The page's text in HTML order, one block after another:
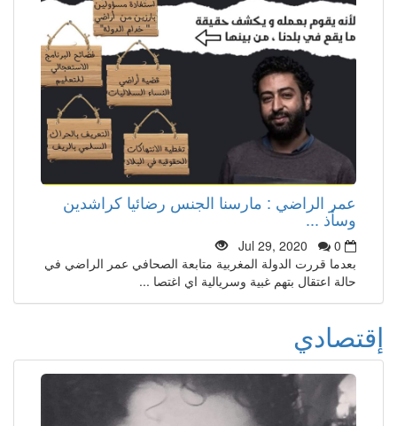
عمر الراضي : مارسنا الجنس رضائيا كراشدين
وسأذ ...
Jul 29, 2020
0
بعدما قررت الدولة المغربية متابعة الصحافي عمر الراضي في
حالة اعتقال بتهم غبية وسريالية اي اغتصا ...
إقتصادي